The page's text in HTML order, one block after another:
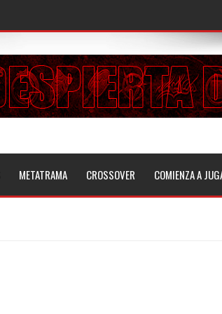
METATRAMA CROSSOVER COMIENZA A